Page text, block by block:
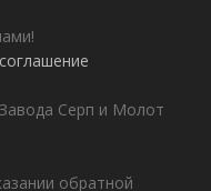
Серп и Молот
обратной